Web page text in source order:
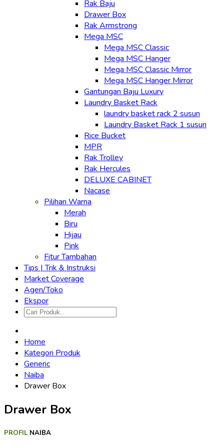
Rak Baju
Drawer Box
Rak Armstrong
Mega MSC
Mega MSC Classic
Mega MSC Hanger
Mega MSC Classic Mirror
Mega MSC Hanger Mirror
Gantungan Baju Luxury
Laundry Basket Rack
laundry basket rack 2 susun
Laundry Basket Rack 1 susun
Rice Bucket
MPR
Rak Trolley
Rak Hercules
DELUXE CABINET
Nacase
Pilihan Warna
Merah
Biru
Hijau
Pink
Fitur Tambahan
Tips | Trik & Instruksi
Market Coverage
Agen/Toko
Ekspor
Home
Kategori Produk
Generic
Naiba
Drawer Box
Drawer Box
PROFILNAIBA